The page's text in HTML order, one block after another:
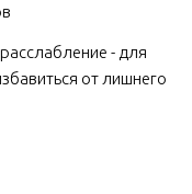
- для
от лишнего